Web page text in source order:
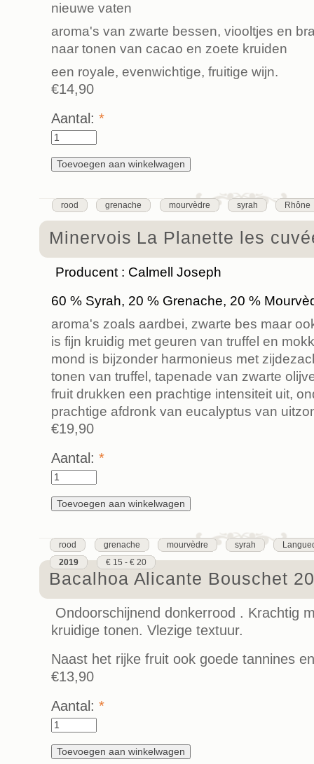
nieuwe vaten
aroma's van zwarte bessen, viooltjes en
naar tonen van cacao en zoete kruiden
een royale, evenwichtige, fruitige wijn.
€14,90
Aantal: *
rood grenache mourvèdre syrah Rhône
Minervois La Planette les
Producent : Calmell Joseph
60 % Syrah, 20 % Grenache, 20 %
aroma's zoals aardbei, zwarte bes maar
is fijn kruidig ​​met geuren van truffel en
mond is bijzonder harmonieus met
tonen van truffel, tapenade van zwarte
fruit drukken een prachtige intensiteit uit,
prachtige afdronk van eucalyptus van
€19,90
Aantal: *
rood grenache mourvèdre syrah
2019
€ 15 - € 20
Bacalhoa Alicante Bouschet
Ondoorschijnend donkerrood . Krachtig
kruidige tonen. Vlezige textuur.
Naast het rijke fruit ook goede tannines
€13,90
Aantal: *